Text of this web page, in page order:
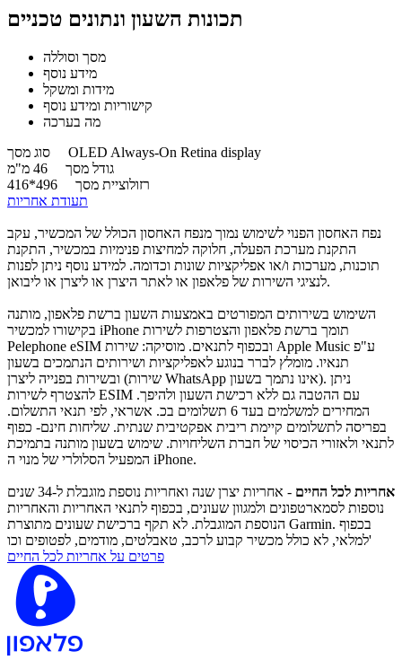
תכונות השעון ונתונים טכניים
מסך וסוללה
מידע נוסף
מידות ומשקל
קישוריות ומידע נוסף
מה בערכה
סוג מסך OLED Always-On Retina display
גודל מסך
רזולוציית מסך
תעודת אחריות
נפח האחסון הפנוי לשימוש נמוך מנפח האחסון הכולל של המכשיר, עקב
התקנת מערכת הפעלה, חלוקה למחיצות פנימיות במכשיר, התקנת
תוכנות, מערכות ו/או אפליקציות שונות וכדומה. למידע נוסף ניתן לפנות
לנציגי השירות של פלאפון או לאתר היצרן או ליצרן או ליבואן.
השימוש בשירותים המפורטים באמצעות השעון ברשת פלאפון, מותנה
בקישורו למכשיר iPhone תומך ברשת פלאפון והצטרפות לשירות
Pelephone eSIM ובכפוף לתנאים. מוסיקה: שירות Apple Music ע"פ
תנאיו. מומלץ לברר בנוגע לאפליקציות ושירותים הנתמכים בשעון
ובשירות בפנייה ליצרן (שירות WhatsApp אינו נתמך בשעון). ניתן
להצטרף לשירות ESIM עם ההטבה גם ללא רכישת השעון ולהיפך.
המחירים למשלמים בעד 6 תשלומים בכ. אשראי, לפי תנאי התשלום.
בפריסה לתשלומים קיימת ריבית אפקטיבית שנתית. שליחות חינם- כפוף
לתנאי ולאזורי הכיסוי של חברת השליחויות. שימוש בשעון מותנה בתמיכת
המפעיל הסלולרי של מנוי ה iPhone.
אחריות לכל החיים
- אחריות יצרן שנה ואחריות נוספת מוגבלת ל-34 שנים
נוספות לסמארטפונים ולמגוון שעונים, בכפוף לתנאי האחריות והאחריות
הנוספת המוגבלת. לא תקף ברכישת שעונים מתוצרת Garmin. בכפוף
למלאי, לא כולל מכשיר קבוע לרכב, טאבלטים, מודמים, לפטופים וכו'
פרטים על אחריות לכל החיים